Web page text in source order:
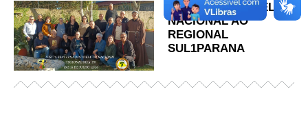
VISITA DO CONSELHO
NACIONAL AO
REGIONAL
SUL1PARANA